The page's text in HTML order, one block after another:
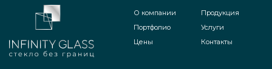
О компании
Портфолио
Цены
Продукция
Услуги
Контакты